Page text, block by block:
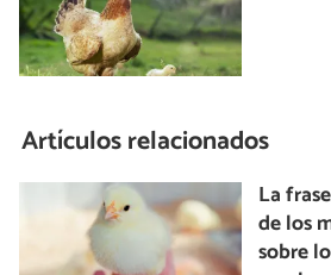
Artículos relacionados
La
de los
sobre